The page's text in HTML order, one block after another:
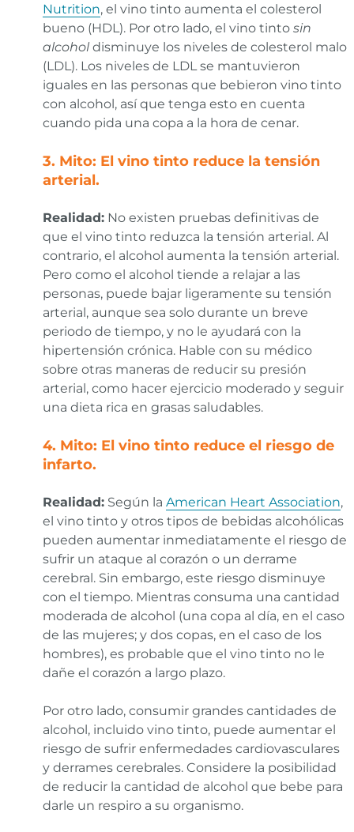
Nutrition, el vino tinto aumenta el colesterol
bueno (HDL). Por otro lado, el vino tinto sin
alcoholdisminuye los niveles de colesterol malo
(LDL). Los niveles de LDL se mantuvieron
iguales en las personas que bebieron vino tinto
con alcohol, así que tenga esto en cuenta
cuando pida una copa a la hora de cenar.
3. Mito: El vino tinto reduce la tensión
arterial.
Realidad:No existen pruebas definitivas de
que el vino tinto reduzca la tensión arterial. Al
contrario, el alcohol aumenta la tensión arterial.
Pero como el alcohol tiende a relajar a las
personas, puede bajar ligeramente su tensión
arterial, aunque sea solo durante un breve
periodo de tiempo, y no le ayudará con la
hipertensión crónica. Hable con su médico
sobre otras maneras de reducir su presión
arterial, como hacer ejercicio moderado y seguir
una dieta rica en grasas saludables.
4. Mito: El vino tinto reduce el riesgo de
infarto.
Realidad:Según la American Heart Association,
el vino tinto y otros tipos de bebidas alcohólicas
pueden aumentar inmediatamente el riesgo de
sufrir un ataque al corazón o un derrame
cerebral. Sin embargo, este riesgo disminuye
con el tiempo. Mientras consuma una cantidad
moderada de alcohol (una copa al día, en el caso
de las mujeres; y dos copas, en el caso de los
hombres), es probable que el vino tinto no le
dañe el corazón a largo plazo.
Por otro lado, consumir grandes cantidades de
alcohol, incluido vino tinto, puede aumentar el
riesgo de sufrir enfermedades cardiovasculares
y derrames cerebrales. Considere la posibilidad
de reducir la cantidad de alcohol que bebe para
darle un respiro a su organismo.